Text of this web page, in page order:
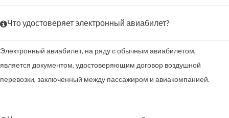
Что удостоверяет электронный авиабилет?
Электронный авиабилет, на ряду с обычным авиабилетом,
является документом, удостоверяющим договор воздушной
перевозки, заключенный между пассажиром и авиакомпанией.